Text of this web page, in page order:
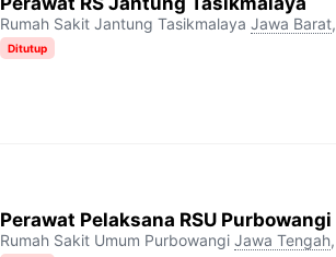
Rumah Sakit Jantung Tasikmalaya Jawa Barat,
Ditutup
Perawat Pelaksana RSU Purbowangi
Rumah Sakit Umum Purbowangi Jawa Tengah,